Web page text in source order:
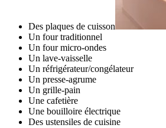
Des plaques de cuisson
Un four traditionnel
Un four micro-ondes
Un lave-vaisselle
Un réfrigérateur/congélateur
Un presse-agrume
Un grille-pain
Une cafetière
Une bouilloire électrique
Des ustensiles de cuisine